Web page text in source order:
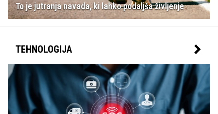
To je jutranja navada, ki lahko podaljša življenje
TEHNOLOGIJA